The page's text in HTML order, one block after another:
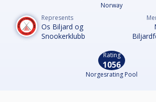
Norway
Represents
Os Biljard og
Snookerklubb
Rating
1056
Norgesrating Pool